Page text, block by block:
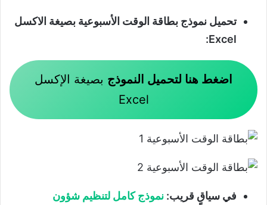
تحميل نموذج بطاقة الوقت الأسبوعية بصيغة الاكسل
Excel:
اضغط هنا لتحميل النموذج بصيغة الإكسل
Excel
في سياقٍ قريب: نموذج كامل لتنظيم شؤون